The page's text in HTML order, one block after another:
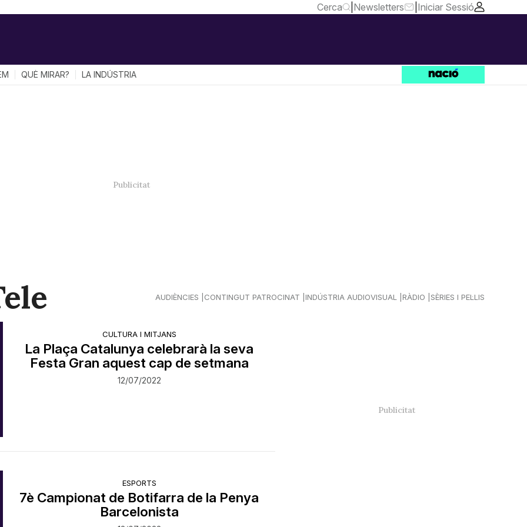
Cerca Newsletters Iniciar Sessió
QUÈ MIRAR? LA INDÚSTRIA
AUDIÈNCIES CONTINGUT PATROCINAT INDÚSTRIA AUDIOVISUAL RÀDIO SÈRIES I PEL·LIS
CULTURA I MITJANS
La Plaça Catalunya celebrarà la seva
Festa Gran aquest cap de setmana
12/07/2022
ESPORTS
​7è Campionat de Botifarra de la Penya
Barcelonista